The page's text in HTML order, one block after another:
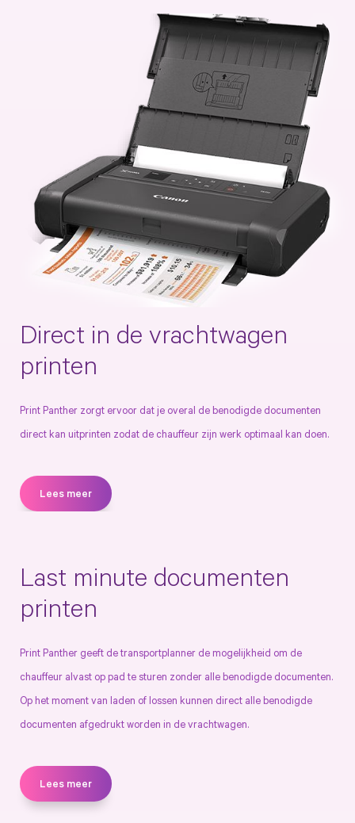
Direct in de vrachtwagen
printen
Print Panther zorgt ervoor dat je overal de benodigde documenten
direct kan uitprinten zodat de chauffeur zijn werk optimaal kan doen.
Lees meer
Last minute documenten
printen
Print Panther geeft de transportplanner de mogelijkheid om de
chauffeur alvast op pad te sturen zonder alle benodigde documenten.
Op het moment van laden of lossen kunnen direct alle benodigde
documenten afgedrukt worden in de vrachtwagen.
Lees meer